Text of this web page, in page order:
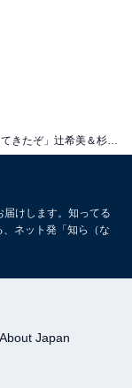
けします。知ってる
ネット発「知ら（な
Japan